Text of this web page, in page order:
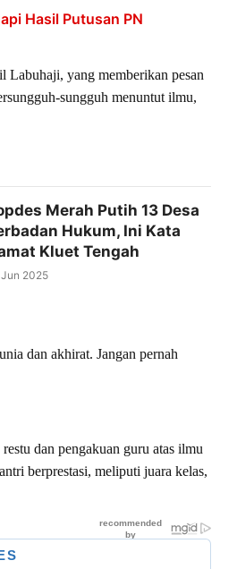
Hasil Putusan PN
Labuhaji, yang memberikan pesan
sungguh menuntut ilmu,
Merah Putih 13 Desa
Hukum, Ini Kata
Kluet Tengah
2025
dan akhirat. Jangan pernah
dan pengakuan guru atas ilmu
berprestasi, meliputi juara kelas,